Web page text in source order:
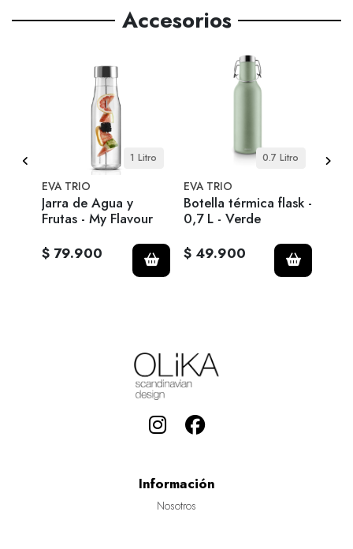
Accesorios
1 Litro
EVA TRIO
Jarra de Agua y
Frutas - My Flavour
$ 79.900
0.7 Litro
EVA TRIO
Botella térmica flask -
0,7 L - Verde
$ 49.900
Información
Nosotros